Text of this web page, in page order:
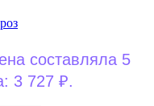
составляла 5
3 727 ₽.